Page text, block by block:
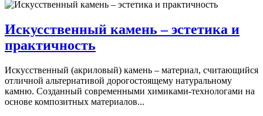
Искусственный камень – эстетика и
практичность
Искусственный (акриловый) камень – материал, считающийся
отличной альтернативой дорогостоящему натуральному
камню. Созданный современными химиками-технологами на
основе композитных материалов...